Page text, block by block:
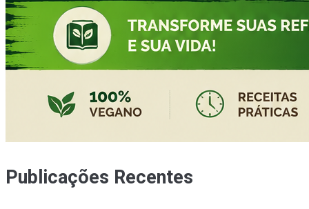
Publicações Recentes